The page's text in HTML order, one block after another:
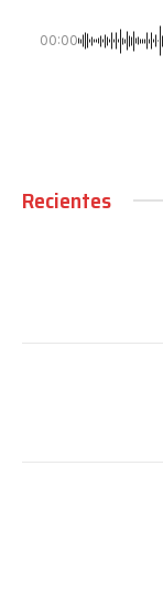
00:00
Recientes